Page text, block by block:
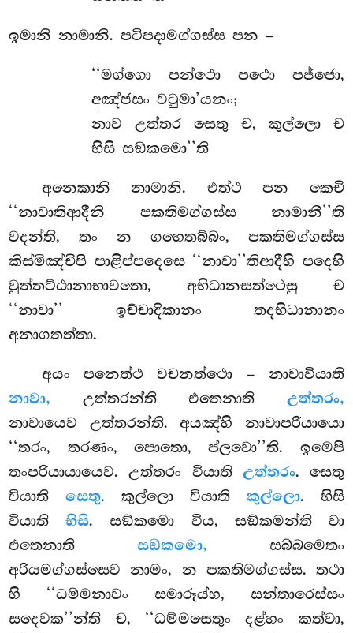
ඉමානි නාමානි. පටිපදාමග්ගස්ස පන –
‘‘මග්ගො පන්ථො පථො පජ්ජො,
අඤ්ජසං වටුමා’යනං;
නාව උත්තර සෙතු ච, කුල්ලො ච
භිසි සඞ්කමො’’ති
අනෙකානි නාමානි. එත්ථ පන කෙචි
‘‘නාවාතිආදීනි පකතිමග්ගස්ස නාමානී’’ති
වදන්ති, තං න ගහෙතබ්බං, පකතිමග්ගස්ස
කිස්මිඤ්චිපි පාළිප්පදෙසෙ ‘‘නාවා’’තිආදීහි පදෙහි
වුත්තට්ඨානාභාවතො, අභිධානසත්ථෙසු ච
‘‘නාවා’’ ඉච්චාදිකානං තදභිධානානං
අනාගතත්තා.
අයංපනෙත්ථ වචනත්ථො – නාවාවියාති
නාවා, උත්තරන්ති එතෙනාති උත්තරං,
නාවායෙව උත්තරන්ති. අයඤ්හි නාවාපරියායො
‘‘තරං, තරණං, පොතො, ප්ලවො’’ති. ඉමෙපි
තංපරියායායෙව. උත්තරං වියාති උත්තරං. සෙතු
වියාතිසෙතු. කුල්ලො වියාති කුල්ලො. භිසි
වියාතිභිසි. සඞ්කමො විය, සඞ්කමන්ති වා
එතෙනාති සඞ්කමො, සබ්බමෙතං
අරියමග්ගස්සෙව නාමං, න පකතිමග්ගස්ස. තථා
හි ‘‘ධම්මනාවං සමාරූය්හ, සන්තාරෙස්සං
සදෙවක’’න්ති ච, ‘‘ධම්මසෙතුං දළ්හං කත්වා,